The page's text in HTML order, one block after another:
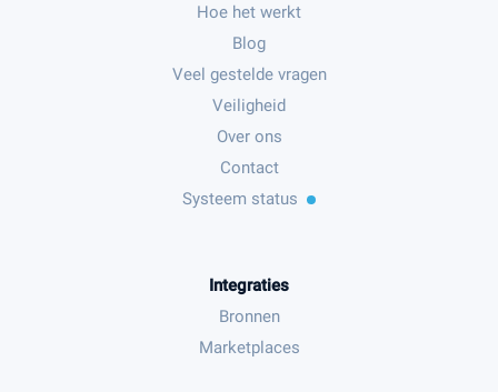
Hoe het werkt
Blog
Veel gestelde vragen
Veiligheid
Over ons
Contact
Systeem status
Integraties
Bronnen
Marketplaces